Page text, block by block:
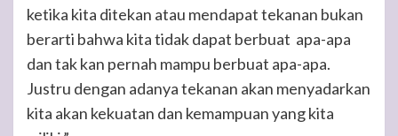
ketika kita ditekan atau mendapat tekanan bukan
berarti bahwa kita tidak dapat berbuat apa-apa
dan tak kan pernah mampu berbuat apa-apa.
Justru dengan adanya tekanan akan menyadarkan
kita akan kekuatan dan kemampuan yang kita